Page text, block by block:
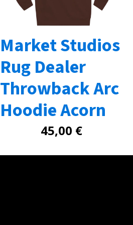
Market Studios
Rug Dealer
Throwback Arc
Hoodie Acorn
45,00 €